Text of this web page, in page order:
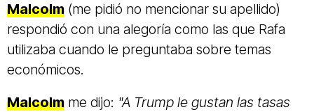
Malcolm (me pidió no mencionar su apellido)
respondió con una alegoría como las que Rafa
utilizaba cuando le preguntaba sobre temas
económicos.
Malcolm me dijo: "A Trump le gustan las tasas